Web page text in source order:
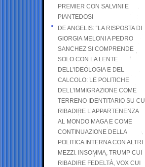
PREMIER CON SALVINI E
PIANTEDOSI
DE ANGELIS: “LA RISPOSTA DI
GIORGIA MELONI A PEDRO
SANCHEZ SI COMPRENDE
SOLO CON LA LENTE
DELL’IDEOLOGIA E DEL
CALCOLO: LE POLITICHE
DELL’IMMIGRAZIONE COME
TERRENO IDENTITARIO SU CUI
RIBADIRE L’APPARTENENZA
AL MONDO MAGA E COME
CONTINUAZIONE DELLA
POLITICA INTERNA CON ALTRI
MEZZI. INSOMMA, TRUMP CUI
RIBADIRE FEDELTÀ, VOX CUI